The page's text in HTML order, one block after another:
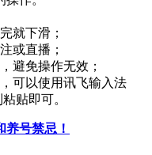
就下滑；
或直播；
避免操作无效；
可以使用讯飞输入法
贴即可。
号禁忌！